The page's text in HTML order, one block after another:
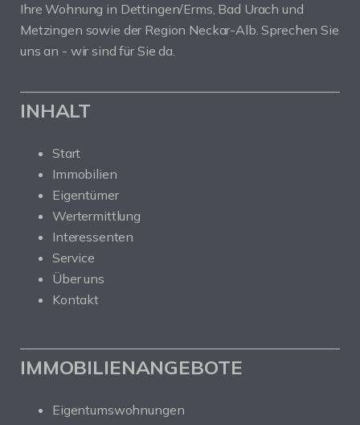
Ihre Wohnung in Dettingen/Erms, Bad Urach und
Metzingen sowie der Region Neckar-Alb. Sprechen Sie
uns an - wir sind für Sie da.
INHALT
Start
Immobilien
Eigentümer
Wertermittlung
Interessenten
Service
Über uns
Kontakt
IMMOBILIENANGEBOTE
Eigentumswohnungen